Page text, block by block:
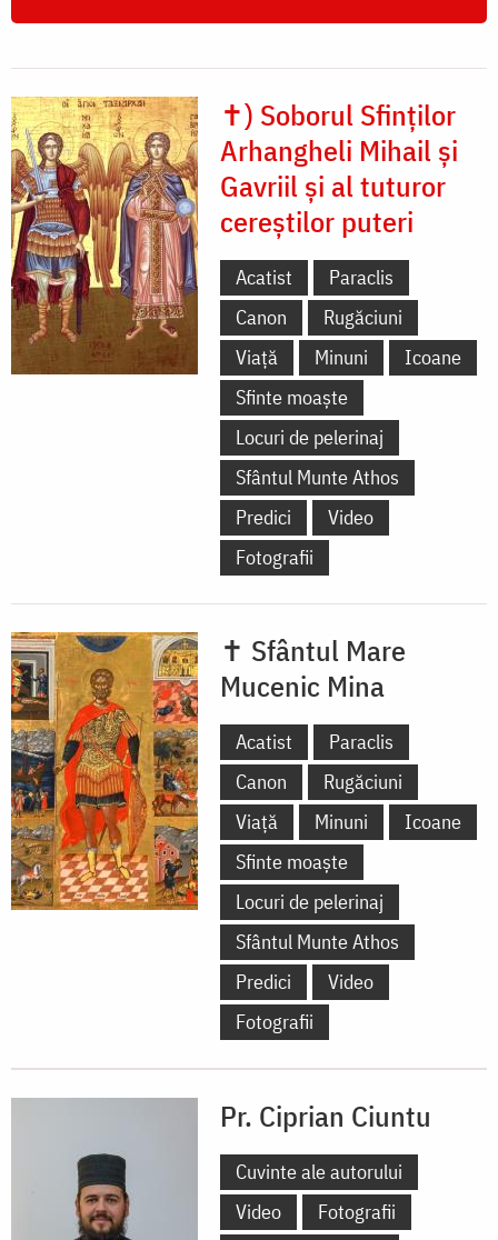
✝) Soborul Sfinților
Arhangheli Mihail și
Gavriil și al tuturor
cereștilor puteri
Acatist
Paraclis
Canon
Rugăciuni
Viață
Minuni
Icoane
Sfinte moaște
Locuri de pelerinaj
Sfântul Munte Athos
Predici
Video
Fotografii
✝ Sfântul Mare
Mucenic Mina
Acatist
Paraclis
Canon
Rugăciuni
Viață
Minuni
Icoane
Sfinte moaște
Locuri de pelerinaj
Sfântul Munte Athos
Predici
Video
Fotografii
Pr. Ciprian Ciuntu
Cuvinte ale autorului
Video
Fotografii